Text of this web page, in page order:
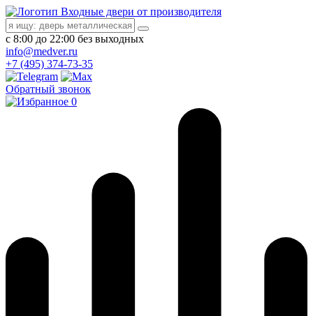
Входные двери от производителя
с 8:00 до 22:00 без выходных
info@medver.ru
+7 (495) 374-73-35
Обратный звонок
0